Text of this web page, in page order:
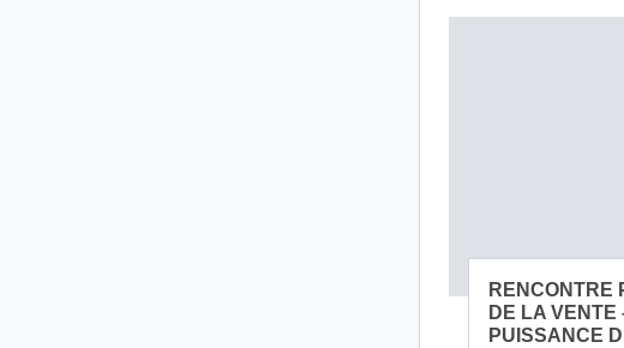
RENCONTRE
DE LA VENTE
PUISSANCE